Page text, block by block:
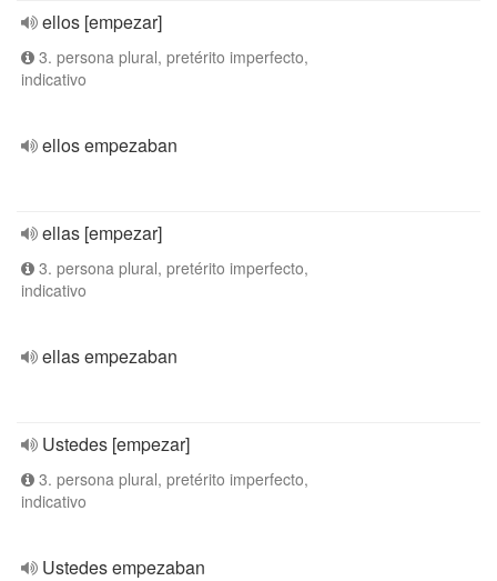
ellos [empezar]
3. persona plural, pretérito imperfecto,
indicativo
ellos empezaban
ellas [empezar]
3. persona plural, pretérito imperfecto,
indicativo
ellas empezaban
Ustedes [empezar]
3. persona plural, pretérito imperfecto,
indicativo
Ustedes empezaban